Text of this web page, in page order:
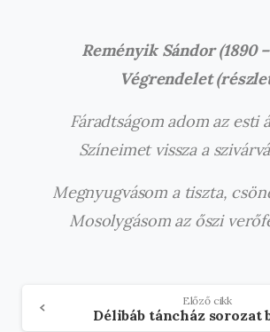
Reményik Sándor (1890 –
Végrendelet
Fáradtságom adom az esti
Színeimet vissza a
Megnyugvásom a tiszta,
Mosolygásom az őszi
tovább
Előző cikk